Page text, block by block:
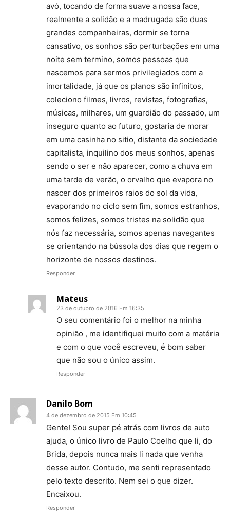
avó, tocando de forma suave a nossa face,
realmente a solidão e a madrugada são duas
grandes companheiras, dormir se torna
cansativo, os sonhos são perturbações em uma
noite sem termino, somos pessoas que
nascemos para sermos privilegiados com a
imortalidade, já que os planos são infinitos,
coleciono filmes, livros, revistas, fotografias,
músicas, milhares, um guardião do passado, um
inseguro quanto ao futuro, gostaria de morar
em uma casinha no sitio, distante da sociedade
capitalista, inquilino dos meus sonhos, apenas
sendo o ser e não aparecer, como a chuva em
uma tarde de verão, o orvalho que evapora no
nascer dos primeiros raios do sol da vida,
evaporando no ciclo sem fim, somos estranhos,
somos felizes, somos tristes na solidão que
nós faz necessária, somos apenas navegantes
se orientando na bússola dos dias que regem o
horizonte de nossos destinos.
Responder
Mateus
23 de outubro de 2016 Em 16:35
O seu comentário foi o melhor na minha
opinião , me identifiquei muito com a matéria
e com o que você escreveu, é bom saber
que não sou o único assim.
Responder
Danilo Bom
4 de dezembro de 2015 Em 10:45
Gente! Sou super pé atrás com livros de auto
ajuda, o único livro de Paulo Coelho que li, do
Brida, depois nunca mais li nada que venha
desse autor. Contudo, me senti representado
pelo texto descrito. Nem sei o que dizer.
Encaixou.
Responder